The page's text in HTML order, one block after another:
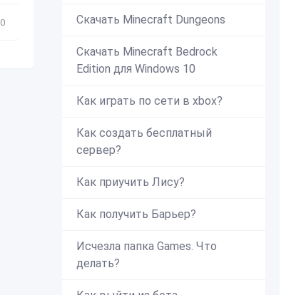
0 Скачать Minecraft Dungeons
Скачать Minecraft Bedrock
Edition для Windows 10
Как играть по сети в xbox?
Как создать бесплатный
сервер?
Как приучить Лису?
Как получить Барьер?
Исчезла папка Games. Что
делать?